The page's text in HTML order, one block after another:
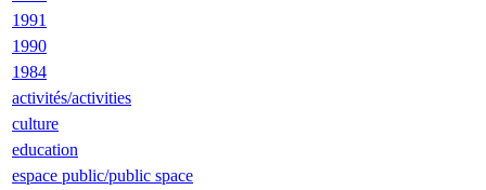
1991
1990
1984
activités/activities
culture
education
espace public/public space